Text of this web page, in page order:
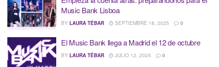
Music Bank Lisboa
BY LAURA TÉBAR SEPTIEMBRE 18, 2025 0
El Music Bank llega a Madrid el 12 de octubre
BY LAURA TÉBAR JULIO 12, 2025 0